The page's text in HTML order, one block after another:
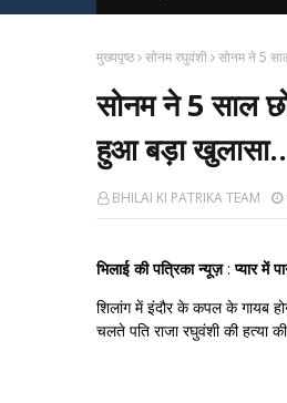
मुख्यपृष्ठ सोनम रघुवंशी सोनम ने 5
सोनम ने 5 साल
हुआ बड़ा खुलासा..
BHILAI KI PATRIKA TEAM
भिलाई की पत्रिका न्यूज़:प्यार में
शिलांग में इंदौर के कपल के गायब
चलते पति राजा रघुवंशी की हत्या